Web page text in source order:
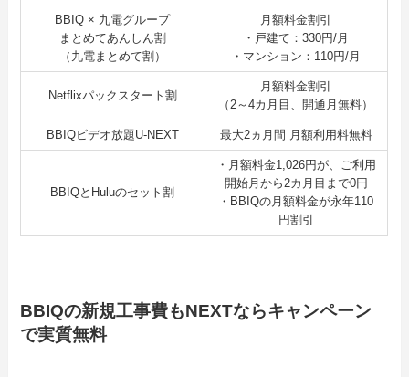
BBIQ × 九電グループ
まとめてあんしん割
（九電まとめて割）
月額料金割引
・戸建て：330円/月
・マンション：110円/月
Netflixパックスタート割
月額料金割引
（2～4カ月目、開通月無料）
BBIQビデオ放題U-NEXT 最大2ヵ月間 月額利用料無料
BBIQとHuluのセット割
・月額料金1,026円が、ご利用
開始月から2カ月目まで0円
・BBIQの月額料金が永年110
円割引
BBIQの新規工事費もNEXTならキャンペーン
で実質無料